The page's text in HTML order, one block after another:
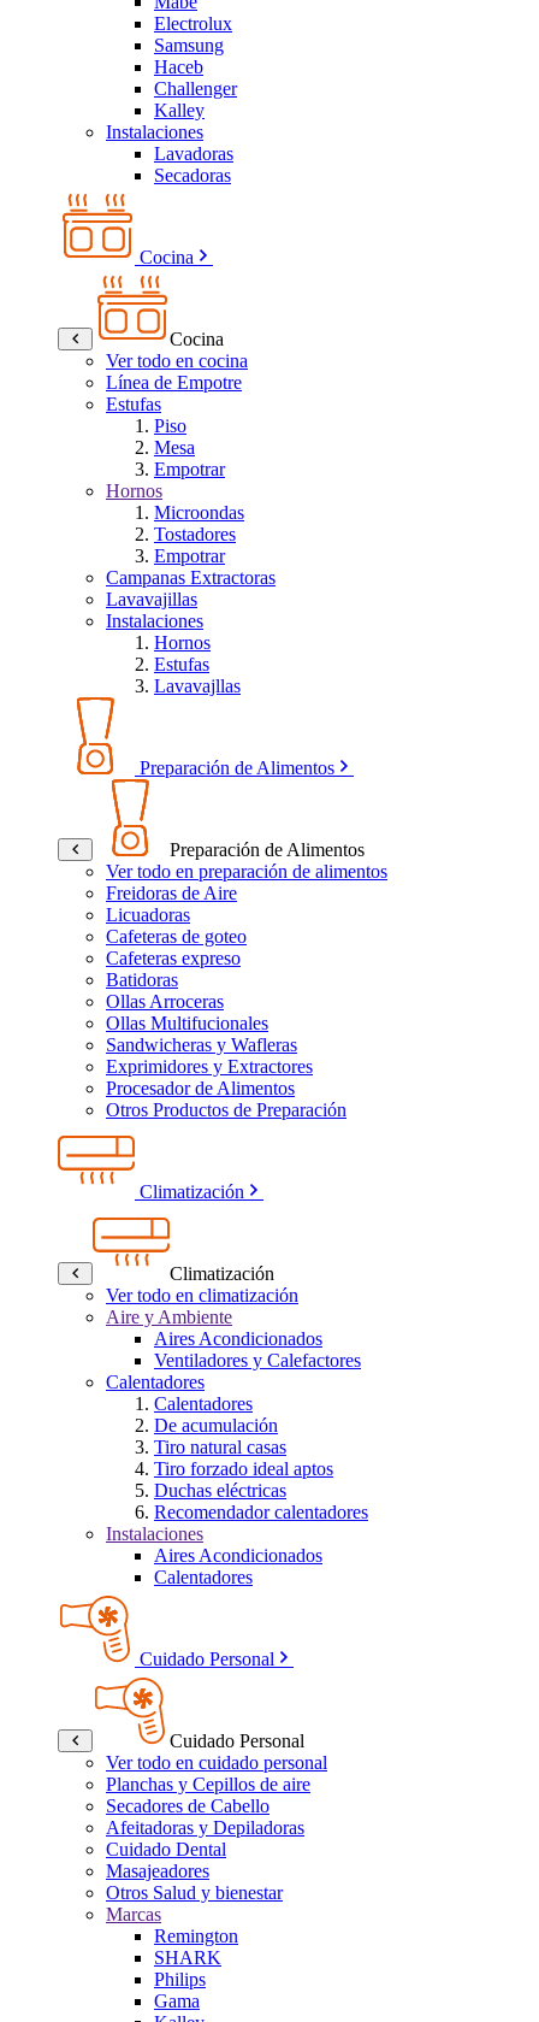
Electrolux
Samsung
Haceb
Challenger
Kalley
Instalaciones
Lavadoras
Secadoras
Cocina
Cocina
Ver todo en cocina
Línea de Empotre
Estufas
Piso
Mesa
Empotrar
Hornos
Microondas
Tostadores
Empotrar
Campanas Extractoras
Lavavajillas
Instalaciones
Hornos
Estufas
Lavavajllas
Preparación de Alimentos
Preparación de Alimentos
Ver todo en preparación de alimentos
Freidoras de Aire
Licuadoras
Cafeteras de goteo
Cafeteras expreso
Batidoras
Ollas Arroceras
Ollas Multifucionales
Sandwicheras y Wafleras
Exprimidores y Extractores
Procesador de Alimentos
Otros Productos de Preparación
Climatización
Climatización
Ver todo en climatización
Aire y Ambiente
Aires Acondicionados
Ventiladores y Calefactores
Calentadores
Calentadores
De acumulación
Tiro natural casas
Tiro forzado ideal aptos
Duchas eléctricas
Recomendador calentadores
Instalaciones
Aires Acondicionados
Calentadores
Cuidado Personal
Cuidado Personal
Ver todo en cuidado personal
Planchas y Cepillos de aire
Secadores de Cabello
Afeitadoras y Depiladoras
Cuidado Dental
Masajeadores
Otros Salud y bienestar
Marcas
Remington
SHARK
Philips
Gama